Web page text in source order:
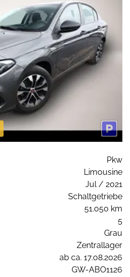
Pkw
Limousine
Jul / 2021
Schaltgetriebe
51.050 km
5
Grau
Zentrallager
ab ca. 17.08.2026
GW-ABO1126